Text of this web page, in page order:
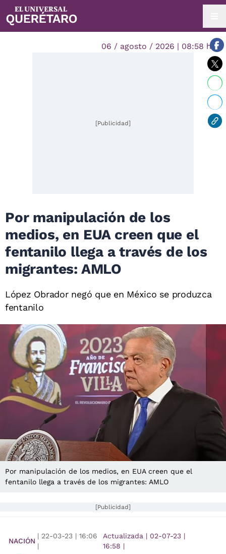
06 / agosto / 2026 | 08:58 hrs.
[Publicidad]
Por manipulación de los
medios, en EUA creen que el
fentanilo llega a través de los
migrantes: AMLO
López Obrador negó que en México se produzca
fentanilo
Por manipulación de los medios, en EUA creen que el
fentanilo llega a través de los migrantes: AMLO
[Publicidad]
NACIÓN
| 22-03-23 | 16:06
|
Actualizada | 02-07-23 |
16:58 |